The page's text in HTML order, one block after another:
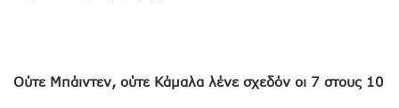
Ούτε Μπάιντεν, ούτε Κάμαλα λένε σχεδόν οι 7 στους 10